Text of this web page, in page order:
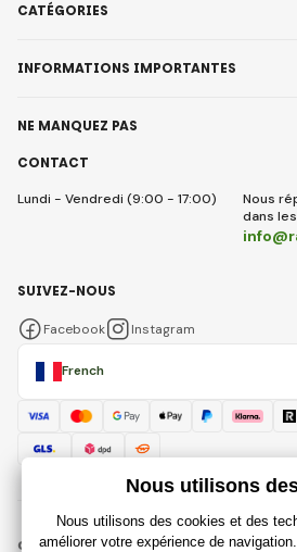
CONTACT
Lundi - Vendredi (9:00 - 17:00)
Nous
dans
CATÉGORIES
INFORMATIONS IMPORTANTES
NE MANQUEZ PAS
French
SUIVEZ-NOUS
Facebook Instagram
© 2018 - 2026 Rajdujouet.fr, Tous droits